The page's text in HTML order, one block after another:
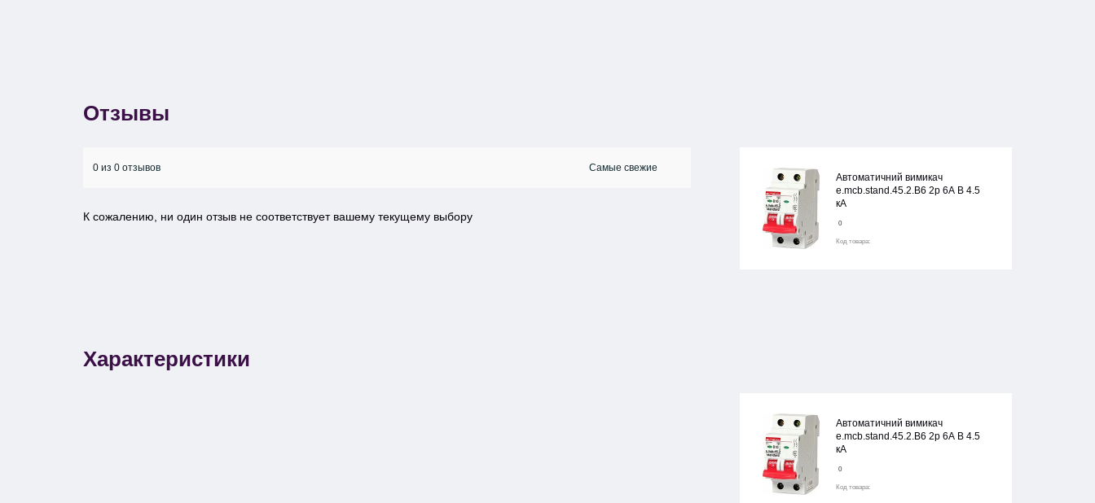
Отзывы
0 из 0 отзывов
К сожалению, ни один отзыв не соответствует вашему текущему выбору
Автоматичний вимикач
e.mcb.stand.45.2.B6 2р 6А В 4.5
кА
0
Код товара:
Характеристики
Автоматичний вимикач
e.mcb.stand.45.2.B6 2р 6А В 4.5
кА
0
Код товара: